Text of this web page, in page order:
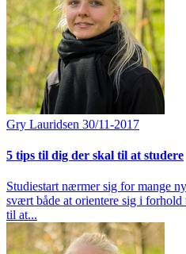
Gry Lauridsen 30/11-2017
5 tips til dig der skal til at studere
Studiestart nærmer sig for mange
svært både at orientere sig i
til at...